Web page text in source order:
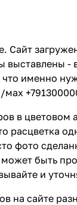
Сайт
выставлены -
что именно
в цветовом
расцветка
фото
быть
и
на сайте